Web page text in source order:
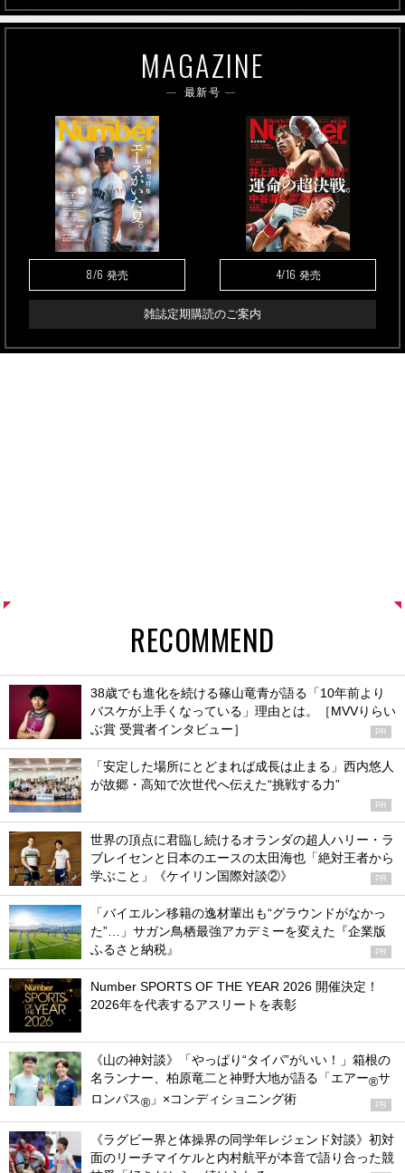
MAGAZINE
最新号
8/6 発売 4/16 発売
雑誌定期購読のご案内
RECOMMEND
38歳でも進化を続ける篠山竜青が語る「10年前より
バスケが上手くなっている」理由とは。［MVVりらい
ぶ賞 受賞者インタビュー］
PR
「安定した場所にとどまれば成長は止まる」西内悠人
が故郷・高知で次世代へ伝えた“挑戦する力”
PR
世界の頂点に君臨し続けるオランダの超人ハリー・ラ
ブレイセンと日本のエースの太田海也「絶対王者から
学ぶこと」《ケイリン国際対談②》
PR
「バイエルン移籍の逸材輩出も“グラウンドがなかっ
た”…」サガン鳥栖最強アカデミーを変えた『企業版
ふるさと納税』
PR
Number SPORTS OF THE YEAR 2026 開催決定！
2026年を代表するアスリートを表彰
《山の神対談》「やっぱり“タイパ”がいい！」箱根の
名ランナー、柏原竜二と神野大地が語る「エアー®サ
ロンパス® 」×コンディショニング術 PR
《ラグビー界と体操界の同学年レジェンド対談》初対
面のリーチマイケルと内村航平が本音で語り合った競